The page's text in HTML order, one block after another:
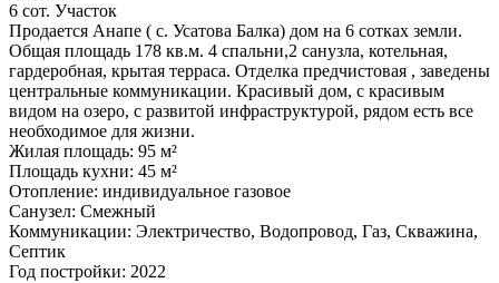
6 сот. Участок
Продается Анапе ( с. Усатова Балка) дом на 6 сотках земли.
Общая площадь 178 кв.м. 4 спальни,2 санузла, котельная,
гардеробная, крытая терраса. Отделка предчистовая , заведены
центральные коммуникации. Красивый дом, с красивым
видом на озеро, с развитой инфраструктурой, рядом есть все
необходимое для жизни.
Жилая площадь: 95 м²
Площадь кухни: 45 м²
Отопление: индивидуальное газовое
Санузел: Смежный
Коммуникации: Электричество, Водопровод, Газ, Скважина,
Септик
Год постройки: 2022